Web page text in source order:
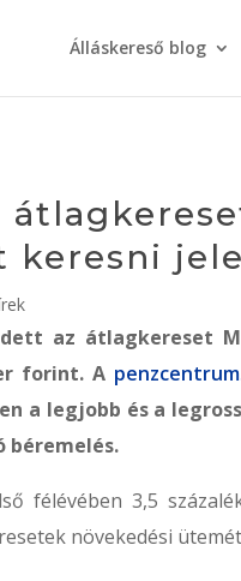
Álláskereső blog
keresni
az átlagkereset
forint. A
a legjobb és a
béremelés.
félévében 3,5
növekedési